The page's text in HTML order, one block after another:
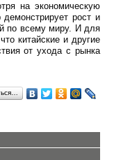
на экономическую
рост и
по всему миру. И для
китайские и другие
от ухода с рынка